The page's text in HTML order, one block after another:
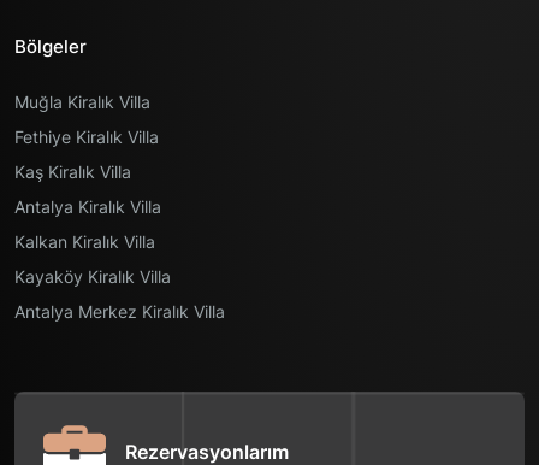
Şemsiye
Sehpa
Yemek Masası
Bahçe
Mangal
Bölgeler
Muğla Kiralık Villa
Fethiye Kiralık Villa
Kaş Kiralık Villa
Antalya Kiralık Villa
Kalkan Kiralık Villa
Kayaköy Kiralık Villa
Antalya Merkez Kiralık Villa
Rezervasyonlarım